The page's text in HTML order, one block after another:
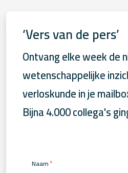
‘Vers van de pers’
Ontvang elke week de
wetenschappelijke
verloskunde in je
Bijna 4.000 collega's
Naam*